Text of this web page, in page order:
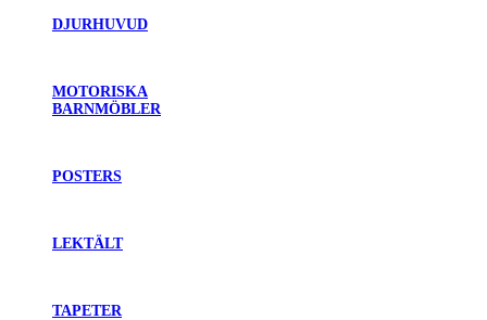
DJURHUVUD
MOTORISKA
BARNMÖBLER
POSTERS
LEKTÄLT
TAPETER